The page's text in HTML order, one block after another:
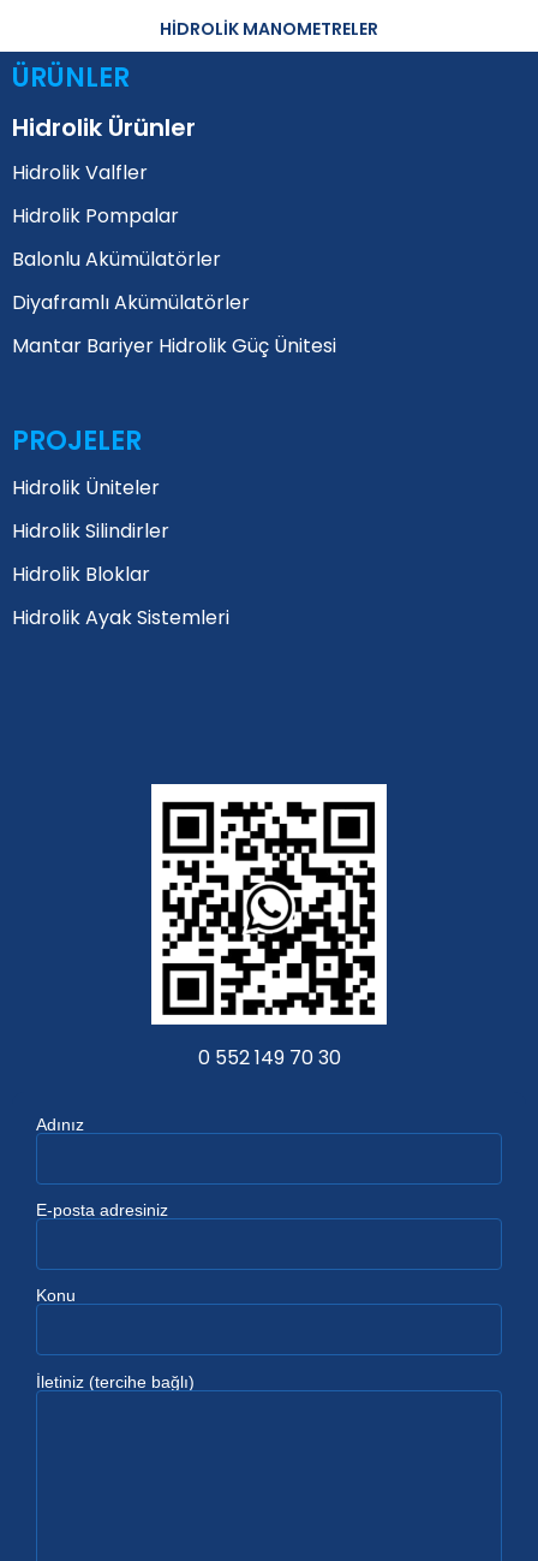
HİDROLİK MANOMETRELER
ÜRÜNLER
Hidrolik Ürünler
Hidrolik Valfler
Hidrolik Pompalar
Balonlu Akümülatörler
Diyaframlı Akümülatörler
Mantar Bariyer Hidrolik Güç Ünitesi
PROJELER
Hidrolik Üniteler
Hidrolik Silindirler
Hidrolik Bloklar
Hidrolik Ayak Sistemleri
0 552 149 70 30
Adınız
E-posta adresiniz
Konu
İletiniz (tercihe bağlı)